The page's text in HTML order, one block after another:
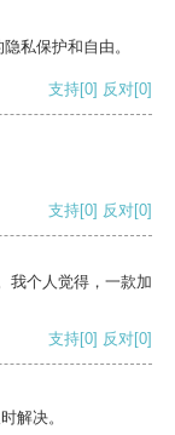
私保护和自由。
支持[0] 反对[0]
支持[0] 反对[0]
我个人觉得，一款加
支持[0] 反对[0]
解决。